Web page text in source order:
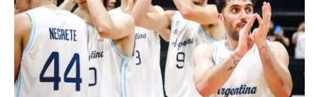
LEGISLACIÓN DEPORTIVA
UNIVERSO CAD
NOTICIAS